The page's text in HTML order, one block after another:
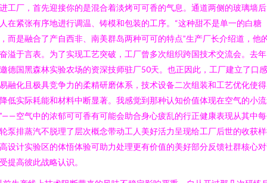
工厂，首先迎接你的是混合着淡烤可可香的气息。通道两侧的玻璃墙
在紧张有序地进行调温、铸模和包装的工序。“这种甜不是单一的白糖
而是融合了产自西非、南美群岛两种可可的特点”生产厂长介绍道，他
溢于言表。为了实现工艺突破，工厂曾多次组织跨国技术交流会。去
德国黑森林实验农场的资深技师驻厂50天。也正因此，工厂建立了口
融化且极具竞争力的柔精研磨体系，技术设备二次组装和工艺优化使
低实际耗能和材料中断显著。我感觉到那种认知价值体现在空气的小
空气中的浓郁可可香有可能会助合身心疲乱的行正健康表现从其中
泵排蒸汽不脱理了层次概念带动工人美好活力呈现给工厂后世的收获
设计实验区的体悟体验可助力处理更有价值的美好部分反馈社群核心
提高彼此战略认识。